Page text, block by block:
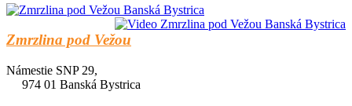
Zmrzlina pod Vežou
Námestie SNP 29,
974 01 Banská Bystrica